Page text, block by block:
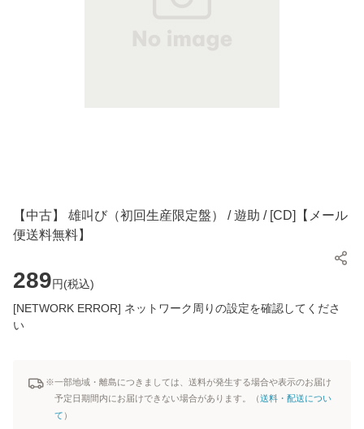
【中古】 雄叫び（初回生産限定盤） / 遊助 / [CD]【メール
便送料無料】
289円(税込)
[NETWORK ERROR] ネットワーク周りの設定を確認してくださ
い
※一部地域・離島につきましては、送料が発生する場合や表示のお届け
予定日期間内にお届けできない場合があります。（送料・配送につい
て ）